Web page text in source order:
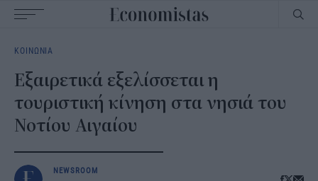
navigation
ΚΟΙΝΩΝΙΑ
Εξαιρετικά εξελίσσεται η
τουριστική κίνηση στα νησιά του
Νοτίου Αιγαίου
NEWSROOM